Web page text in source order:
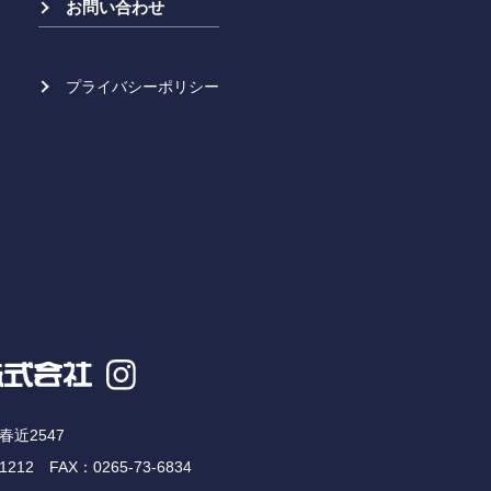
お問い合わせ
プライバシーポリシー
近2547
1212 FAX：0265-73-6834